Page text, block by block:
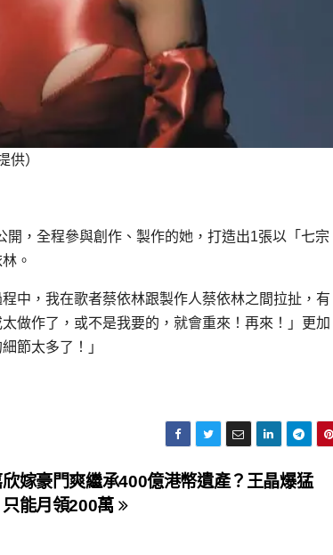
供）
，全程參與創作、製作的她，打造出1張以「七宗
。
中，我在歌者蔡依林跟製作人蔡依林之間拉扯，有
做作了，或不是我要的，就會重來！再來！」更加
節太多了！」
嫁豪門爽繼承400億港幣遺產？王晶爆猛
能月領200萬